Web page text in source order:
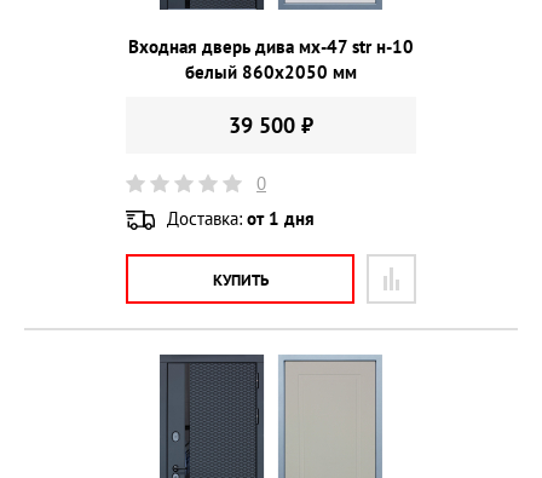
Входная дверь дива мх-47 str н-10
белый 860х2050 мм
39 500 ₽
0
Доставка: от 1 дня
КУПИТЬ